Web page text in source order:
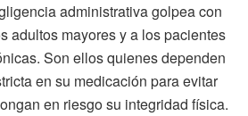
administrativa golpea con
adultos mayores y a los pacientes
Son ellos quienes dependen
en su medicación para evitar
en riesgo su integridad física.